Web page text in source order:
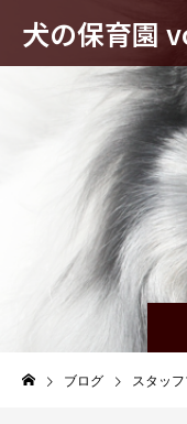
犬の保育園
ブログ スタッ